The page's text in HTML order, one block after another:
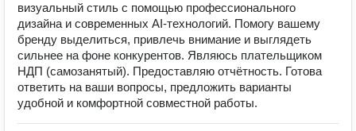
визуальный стиль с помощью профессионального
дизайна и современных AI-технологий. Помогу вашему
бренду выделиться, привлечь внимание и выглядеть
сильнее на фоне конкурентов. Являюсь плательщиком
НДП (самозанятый). Предоставляю отчётность. Готова
ответить на ваши вопросы, предложить варианты
удобной и комфортной совместной работы.